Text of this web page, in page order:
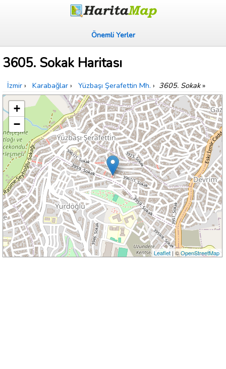
Önemli Yerler
3605. Sokak Haritası
İzmir › Karabağlar › Yüzbaşı Şerafettin Mh. › 3605. Sokak»
+
−
Leaflet| ©OpenStreetMap